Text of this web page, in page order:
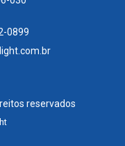
0899
reservados